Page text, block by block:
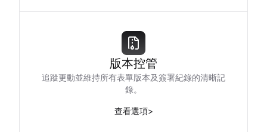
版本控管
追蹤更動並維持所有表單版本及簽署紀錄的清晰記
錄。
查看選項>